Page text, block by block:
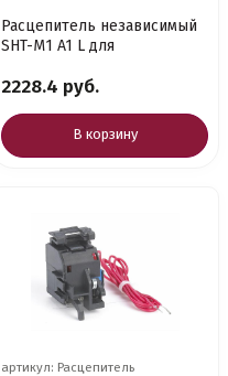
Расцепитель независимый
SHT-M1 A1 L для
2228.4 руб.
В корзину
артикул: Расцепитель